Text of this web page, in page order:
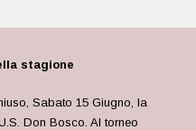
stagione
Sabato 15 Giugno, la
Don Bosco. Al torneo